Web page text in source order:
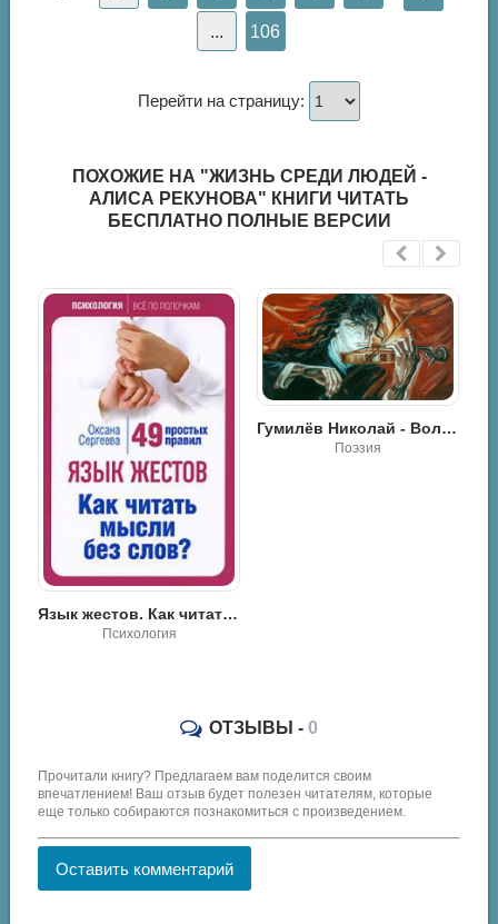
... 106
Перейти на страницу:
ПОХОЖИЕ НА "ЖИЗНЬ СРЕДИ ЛЮДЕЙ -
АЛИСА РЕКУНОВА" КНИГИ ЧИТАТЬ
БЕСПЛАТНО ПОЛНЫЕ ВЕРСИИ
Язык жестов. Как читать мысли без слов? 49 простых правил - Оксана Сергеева
Психология
Гумилёв Николай - Волшебная Скрипка
Поэзия
ОТЗЫВЫ - 0
Прочитали книгу? Предлагаем вам поделится своим
впечатлением! Ваш отзыв будет полезен читателям, которые
еще только собираются познакомиться с произведением.
Оставить комментарий